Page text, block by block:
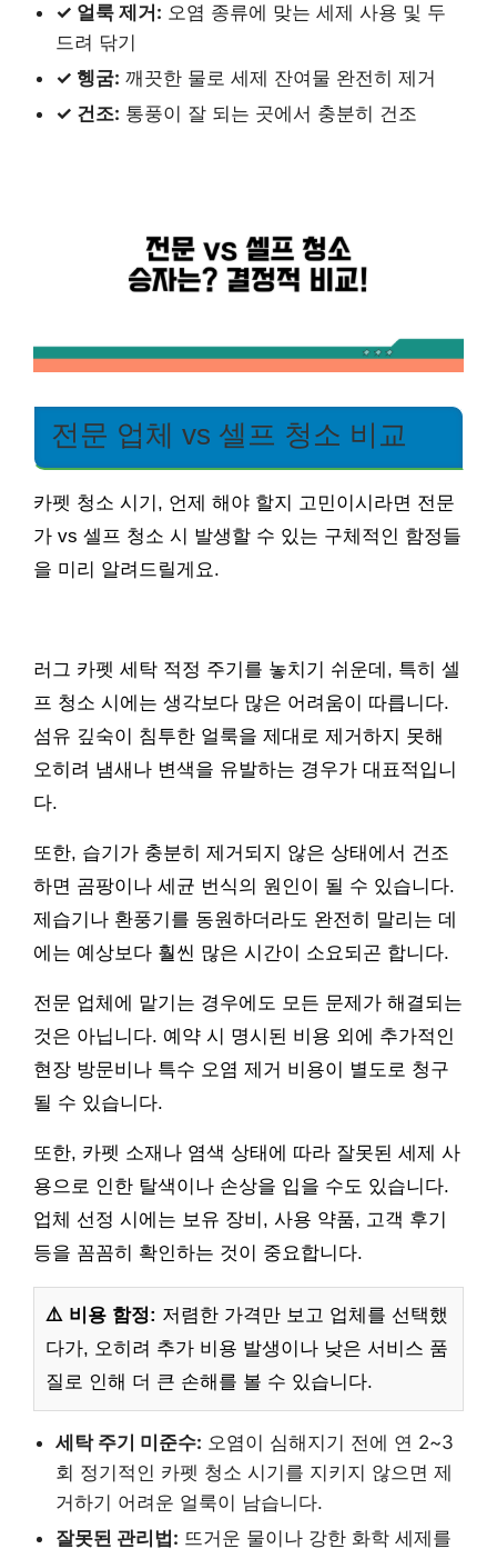
✓ 얼룩 제거: 오염 종류에 맞는 세제 사용 및 두
드려 닦기
✓ 헹굼: 깨끗한 물로 세제 잔여물 완전히 제거
✓ 건조: 통풍이 잘 되는 곳에서 충분히 건조
전문 업체 vs 셀프 청소 비교
카펫 청소 시기, 언제 해야 할지 고민이시라면 전문
가 vs 셀프 청소 시 발생할 수 있는 구체적인 함정들
을 미리 알려드릴게요.
러그 카펫 세탁 적정 주기를 놓치기 쉬운데, 특히 셀
프 청소 시에는 생각보다 많은 어려움이 따릅니다.
섬유 깊숙이 침투한 얼룩을 제대로 제거하지 못해
오히려 냄새나 변색을 유발하는 경우가 대표적입니
다.
또한, 습기가 충분히 제거되지 않은 상태에서 건조
하면 곰팡이나 세균 번식의 원인이 될 수 있습니다.
제습기나 환풍기를 동원하더라도 완전히 말리는 데
에는 예상보다 훨씬 많은 시간이 소요되곤 합니다.
전문 업체에 맡기는 경우에도 모든 문제가 해결되는
것은 아닙니다. 예약 시 명시된 비용 외에 추가적인
현장 방문비나 특수 오염 제거 비용이 별도로 청구
될 수 있습니다.
또한, 카펫 소재나 염색 상태에 따라 잘못된 세제 사
용으로 인한 탈색이나 손상을 입을 수도 있습니다.
업체 선정 시에는 보유 장비, 사용 약품, 고객 후기
등을 꼼꼼히 확인하는 것이 중요합니다.
⚠️ 비용 함정: 저렴한 가격만 보고 업체를 선택했
다가, 오히려 추가 비용 발생이나 낮은 서비스 품
질로 인해 더 큰 손해를 볼 수 있습니다.
세탁 주기 미준수: 오염이 심해지기 전에 연 2~3
회 정기적인 카펫 청소 시기를 지키지 않으면 제
거하기 어려운 얼룩이 남습니다.
잘못된 관리법: 뜨거운 물이나 강한 화학 세제를